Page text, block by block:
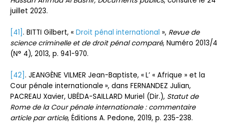
juillet 2023.
[41] . BITTI Gilbert, « Droit pénal international », Revue de
science criminelle et de droit pénal comparé, Numéro 2013/4
(N° 4), 2013, p. 941-970.
[42] . JEANGÈNE VILMER Jean-Baptiste, « L’ « Afrique » et la
Cour pénale internationale », dans FERNANDEZ Julian,
PACREAU Xavier, UBÉDA-SAILLARD Muriel (Dir.), Statut de
Rome de la Cour pénale internationale : commentaire
article par article, Éditions A. Pedone, 2019, p. 235-238.